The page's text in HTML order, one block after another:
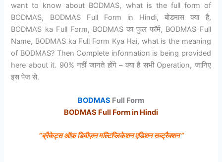
want to know about BODMAS, what is the full form of
BODMAS, BODMAS Full Form in Hindi, बोडमास क्या है,
BODMAS ka Full Form, BODMAS का फुल फॉर्म, BODMAS Full
Name, BODMAS ka Full Form Kya Hai, what is the meaning
of BODMAS? Then Complete information is being provided
here about it. 90% नहीं जानते होंगे – क्या है सभी Operation, जानिए
इस पेज से.
BODMAS Full Form
BODMAS Full Form in Hindi
“ब्रैकेट्सऑफ़डिवीज़नमल्टिप्लिकेशनएडिशनसब्ट्रैक्शन ”